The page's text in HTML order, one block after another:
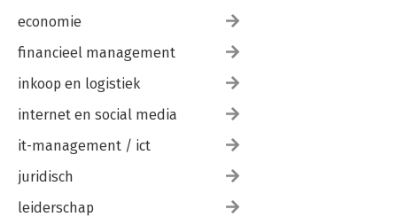
economie
financieel management
inkoop en logistiek
internet en social media
it-management / ict
juridisch
leiderschap